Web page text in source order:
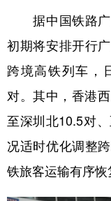
浙江
山东
广东
陕西
新疆
据中国铁路广
初期将安排开行
跨境高铁列车，
对。其中，香港
至深圳北10.5对
况适时优化调整
铁旅客运输有序恢